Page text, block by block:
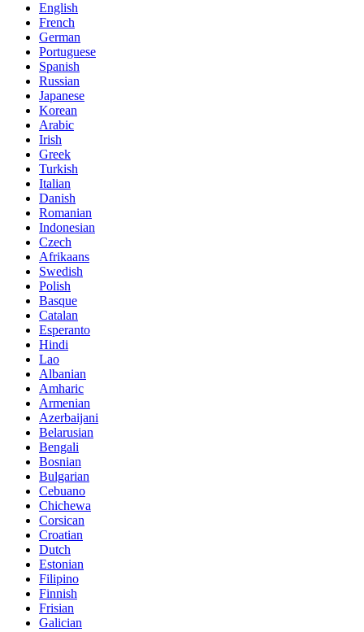
English
French
German
Portuguese
Spanish
Russian
Japanese
Korean
Arabic
Irish
Greek
Turkish
Italian
Danish
Romanian
Indonesian
Czech
Afrikaans
Swedish
Polish
Basque
Catalan
Esperanto
Hindi
Lao
Albanian
Amharic
Armenian
Azerbaijani
Belarusian
Bengali
Bosnian
Bulgarian
Cebuano
Chichewa
Corsican
Croatian
Dutch
Estonian
Filipino
Finnish
Frisian
Galician